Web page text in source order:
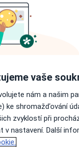
nejsou k
informace o
vaše
nám a našim
ke shromažďování
zvyklostí při
v nastavení. Další